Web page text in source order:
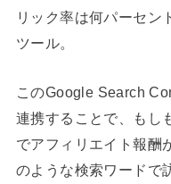
リック率は何パーセン
ツール。
このGoogle Search
連携することで、もし
でアフィリエイト報酬
のような検索ワードで